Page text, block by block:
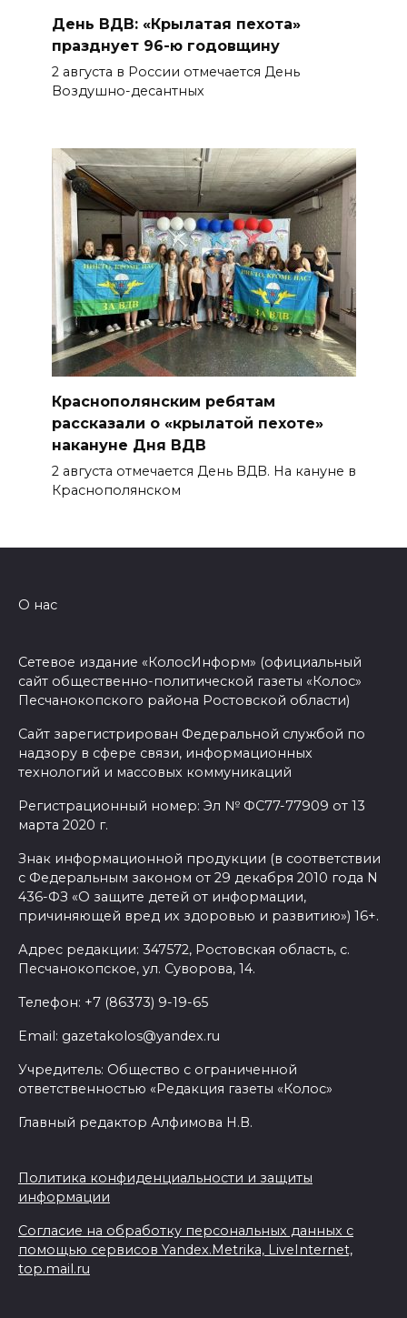
День ВДВ: «Крылатая пехота»
празднует 96-ю годовщину
2 августа в России отмечается День
Воздушно-десантных
Краснополянским ребятам
рассказали о «крылатой пехоте»
накануне Дня ВДВ
2 августа отмечается День ВДВ. На кануне в
Краснополянском
О нас
Сетевое издание «КолосИнформ» (официальный
сайт общественно-политической газеты «Колос»
Песчанокопского района Ростовской области)
Сайт зарегистрирован Федеральной службой по
надзору в сфере связи, информационных
технологий и массовых коммуникаций
Регистрационный номер: Эл № ФС77-77909 от 13
марта 2020 г.
Знак информационной продукции (в соответствии
с Федеральным законом от 29 декабря 2010 года N
436-ФЗ «О защите детей от информации,
причиняющей вред их здоровью и развитию») 16+.
Адрес редакции: 347572, Ростовская область, с.
Песчанокопское, ул. Суворова, 14.
Телефон: +7 (86373) 9-19-65
Email: gazetakolos@yandex.ru
Учредитель: Общество с ограниченной
ответственностью «Редакция газеты «Колос»
Главный редактор Алфимова Н.В.
Политика конфиденциальности и защиты
информации
Согласие на обработку персональных данных с
помощью сервисов Yandex.Metrika, LiveInternet,
top.mail.ru